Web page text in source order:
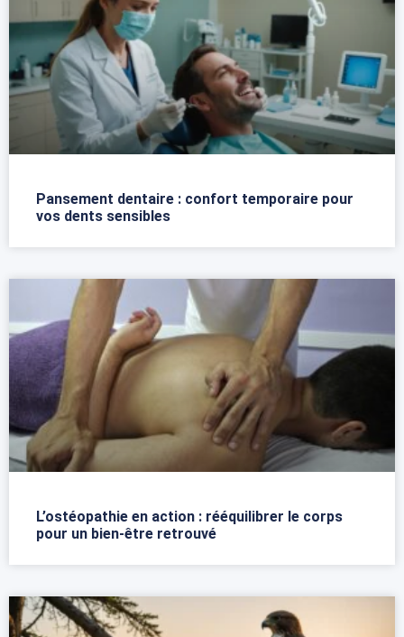
Pansement dentaire : confort temporaire pour
vos dents sensibles
L’ostéopathie en action : rééquilibrer le corps
pour un bien-être retrouvé